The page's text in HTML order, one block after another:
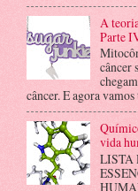
A
Parte
câncer
câncer. E agora
vida
LISTA